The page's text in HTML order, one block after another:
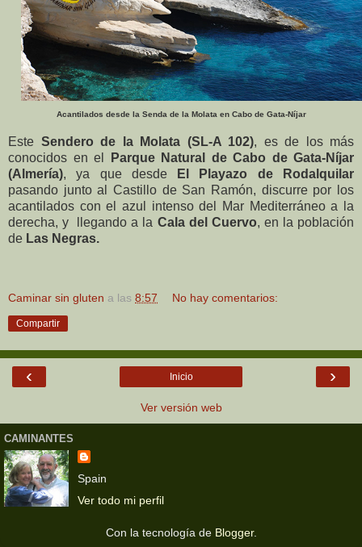
Acantilados desde la Senda de la Molata en Cabo de Gata-Níjar
Este Sendero de la Molata (SL-A 102), es de los más
conocidos en el
Parque Natural de Cabo de Gata-Níjar
(Almería), ya que desde
El Playazo de Rodalquilar
pasando junto al Castillo de San Ramón, discurre por los
acantilados con el azul intenso del Mar Mediterráneo a la
derecha, y llegando a la Cala del Cuervo, en la población
de Las Negras.
Caminar sin gluten a las 8:57 No hay comentarios:
Compartir
‹ ›
Inicio
Ver versión web
CAMINANTES
Spain
Ver todo mi perfil
Con la tecnología de Blogger.